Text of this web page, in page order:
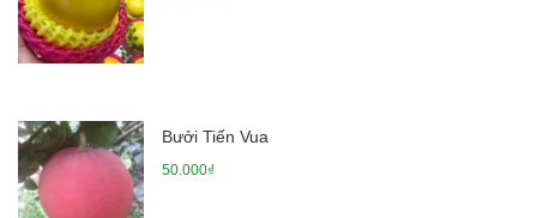
Bưởi Tiến Vua
50.000₫